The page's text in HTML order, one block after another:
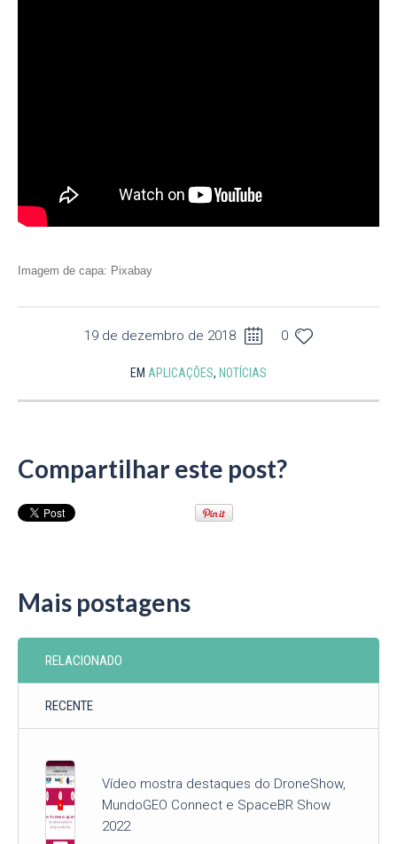
Imagem de capa: Pixabay
19 de dezembro de 2018 0
EM APLICAÇÕES, NOTÍCIAS
Compartilhar este post?
Mais postagens
RELACIONADO
RECENTE
Vídeo mostra destaques do DroneShow,
MundoGEO Connect e SpaceBR Show
2022